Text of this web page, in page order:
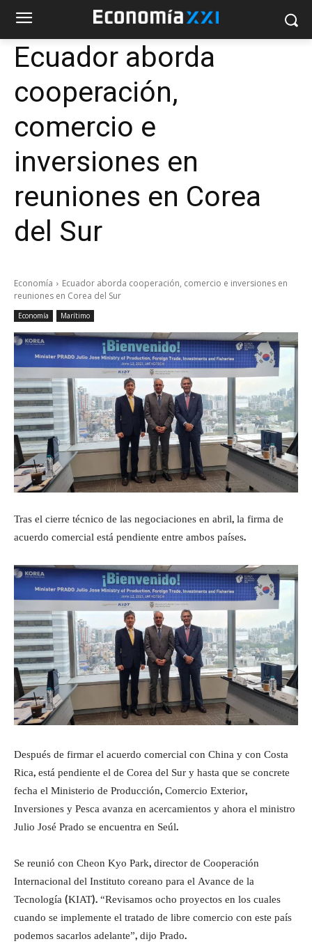
Ecuador aborda
cooperación,
comercio e
inversiones en
reuniones en Corea
del Sur
Economía
Ecuador aborda cooperación, comercio e inversiones en
reuniones en Corea del Sur
Economía Marítimo
Tras el cierre técnico de las negociaciones en abril, la firma de
acuerdo comercial está pendiente entre ambos países.
Después de firmar el acuerdo comercial con China y con Costa
Rica, está pendiente el de Corea del Sur y hasta que se concrete
fecha el Ministerio de Producción, Comercio Exterior,
Inversiones y Pesca avanza en acercamientos y ahora el ministro
Julio José Prado se encuentra en Seúl.
Se reunió con Cheon Kyo Park, director de Cooperación
Internacional del Instituto coreano para el Avance de la
Tecnología (KIAT). “Revisamos ocho proyectos en los cuales
cuando se implemente el tratado de libre comercio con este país
podemos sacarlos adelante”, dijo Prado.